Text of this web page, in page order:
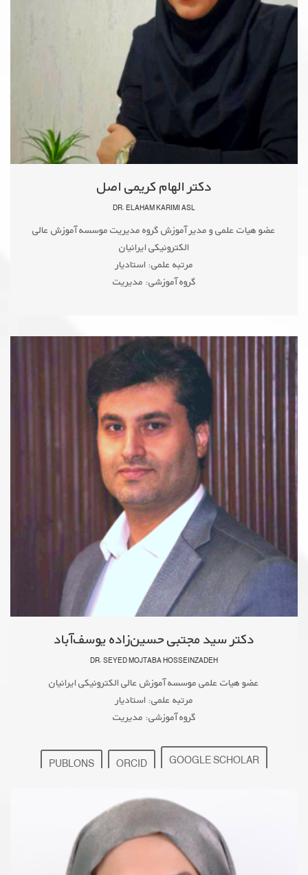
دکتر الهام کریمی اصل
DR. ELAHAM KARIMI ASL
عضو هیات علمی و مدیر آموزش گروه مدیریت موسسه آموزش عالی
الکترونیکی ایرانیان
مرتبه علمی: استادیار
گروه آموزشی: مدیریت
ACADEMIA
ResearchGate
دکتر سید مجتبی حسین‌زاده یوسف‌آباد
DR. SEYED MOJTABA HOSSEINZADEH
عضو هیات علمی موسسه آموزش عالی الکترونیکی ایرانیان
مرتبه علمی: استادیار
گروه آموزشی: مدیریت
GOOGLE SCHOLAR
ORCID
PUBLONS
ACADEMIA
ResearchGate
mojtaba.hosseinzadeh@iranian.ac.ir